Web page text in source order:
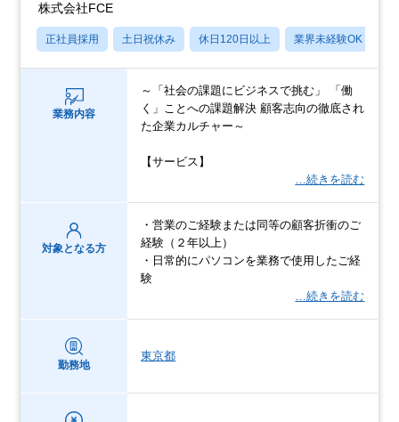
株式会社FCE
正社員採用 土日祝休み 休日120日以上 業界未経験OK
業務内容
～「社会の課題にビジネスで挑む」 「働
く」ことへの課題解決 顧客志向の徹底され
た企業カルチャー～
【サービス】
…続きを読む
対象となる方
・営業のご経験または同等の顧客折衝のご
経験（２年以上）
・日常的にパソコンを業務で使用したご経
験
…続きを読む
勤務地
東京都